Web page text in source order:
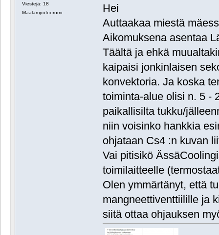
Viestejä: 18
Maalämpöfoorumi
Hei
Auttaakaa miestä
Aikomuksena asentaa
Täältä ja ehkä
kaipaisi jonkinlaisen
konvektoria. Ja koska
toiminta-alue olisi n. 5 -
paikallisilta tukku/
niin voisinko hankkia
ohjataan Cs4 :n kuvan
Vai pitisikö
toimilaitteelle
Olen ymmärtänyt, että
mangneettiventtiilille ja
siitä ottaa ohjauksen